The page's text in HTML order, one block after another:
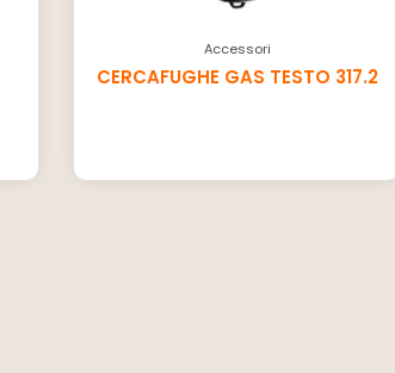
Accessori
CERCAFUGHE GAS TESTO 317.2